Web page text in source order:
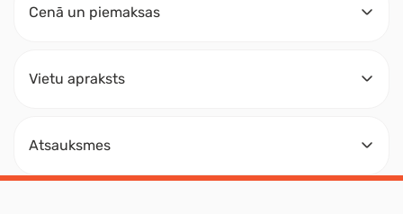
Cenā un piemaksas
Vietu apraksts
Atsauksmes